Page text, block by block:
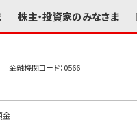
株主・投資家のみなさま
金融機関コード：0566
金